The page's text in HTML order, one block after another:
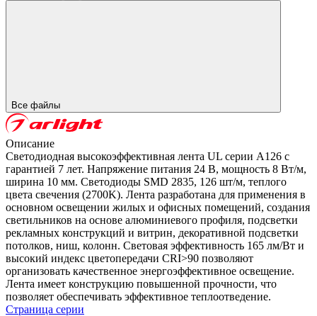
Все файлы
Описание
Светодиодная высокоэффективная лента UL серии A126 с
гарантией 7 лет. Напряжение питания 24 В, мощность 8 Вт/м,
ширина 10 мм. Светодиоды SMD 2835, 126 шт/м, теплого
цвета свечения (2700K). Лента разработана для применения в
основном освещении жилых и офисных помещений, создания
светильников на основе алюминиевого профиля, подсветки
рекламных конструкций и витрин, декоративной подсветки
потолков, ниш, колонн. Световая эффективность 165 лм/Вт и
высокий индекс цветопередачи CRI>90 позволяют
организовать качественное энергоэффективное освещение.
Лента имеет конструкцию повышенной прочности, что
позволяет обеспечивать эффективное теплоотведение.
Страница серии